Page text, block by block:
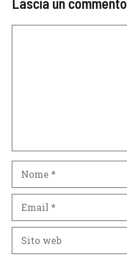
Lascia un commento
Sito
web